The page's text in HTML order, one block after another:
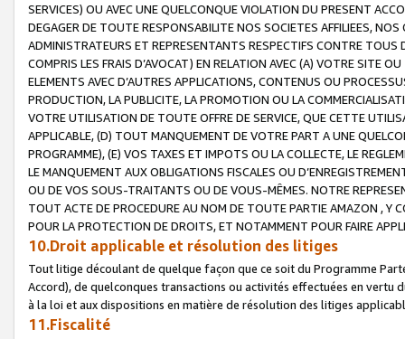
SERVICES) OU AVEC UNE QUELCONQUE VIOLATION DU PRESENT
DEGAGER DE TOUTE RESPONSABILITE NOS SOCIETES AFFILIEES,
ADMINISTRATEURS ET REPRESENTANTS RESPECTIFS CONTRE
COMPRIS LES FRAIS D’AVOCAT) EN RELATION AVEC (A) VOTRE SITE
ELEMENTS AVEC D’AUTRES APPLICATIONS, CONTENUS OU
PRODUCTION, LA PUBLICITE, LA PROMOTION OU LA
VOTRE UTILISATION DE TOUTE OFFRE DE SERVICE, QUE CETTE
APPLICABLE, (D) TOUT MANQUEMENT DE VOTRE PART A UNE
PROGRAMME), (E) VOS TAXES ET IMPOTS OU LA COLLECTE, LE
LE MANQUEMENT AUX OBLIGATIONS FISCALES OU
OU DE VOS SOUS-TRAITANTS OU DE VOUS-MÊMES. NOTRE
TOUT ACTE DE PROCEDURE AU NOM DE TOUTE PARTIE AMAZON , Y
POUR LA PROTECTION DE DROITS, ET NOTAMMENT POUR FAIRE
10.Droit applicable et résolution des litiges
Tout litige découlant de quelque façon que ce soit du Programme
Accord), de quelconques transactions ou activités effectuées en vertu
à la loi et aux dispositions en matière de résolution des litiges
11.Fiscalité